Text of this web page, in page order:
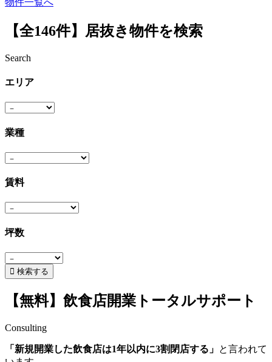
物件一覧へ
【全146件】 居抜き物件を検索
Search
エリア
業種
賃料
坪数
【無料】飲食店開業トータルサポート
Consulting
「新規開業した飲食店は1年以内に3割閉店する」 と言われて